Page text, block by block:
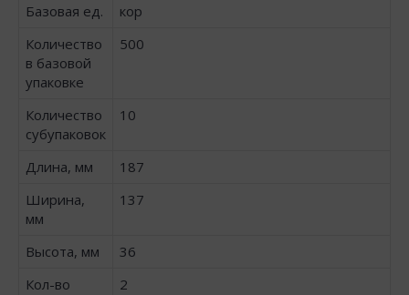
Базовая ед.
кор
Количество
в базовой
упаковке
500
Количество
субупаковок
10
Длина, мм
187
Ширина,
мм
137
Высота, мм
36
Кол-во
2